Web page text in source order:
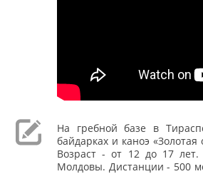
На гребной базе в
байдарках и каноэ
Возраст - от 12 до 17
Молдовы. Дистанции - 500